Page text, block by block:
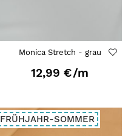
Monica Stretch - grau
12,99 €/m
FRÜHJAHR-SOMMER